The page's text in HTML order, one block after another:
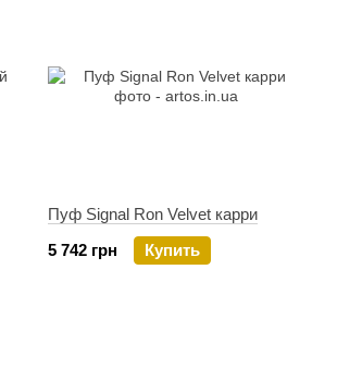
Пуф Signal Ron Velvet карри
5 742 грн
Купить